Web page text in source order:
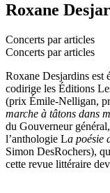
Roxane
Concerts par articles
Concerts par articles
Roxane Desjardins est
codirige les Éditions
(prix Émile-Nelligan,
marche à tâtons dans
du Gouverneur
l’anthologie La poésie
Simon DesRochers),
cette revue littéraire